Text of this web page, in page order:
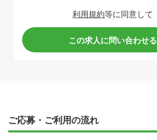
利用規約等に同意して
この求人に問い合わせる
ご応募・ご利用の流れ